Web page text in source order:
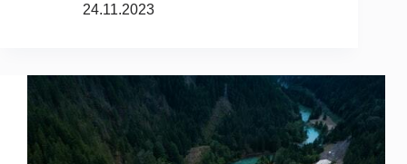
24.11.2023